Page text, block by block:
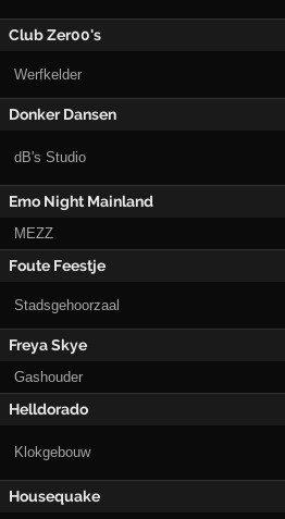
Club Zer00's
Werfkelder
Donker Dansen
dB's Studio
Emo Night Mainland
MEZZ
Foute Feestje
Stadsgehoorzaal
Freya Skye
Gashouder
Helldorado
Klokgebouw
Housequake